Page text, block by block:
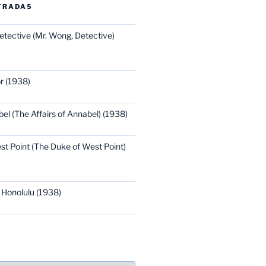
(Mr. Wong, Detective)
(1938)
(The Affairs of Annabel) (1938)
Point (The Duke of West Point)
(1938)